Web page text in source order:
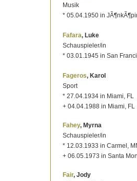
Musik
* 05.04.1950 in
Fafara, Luke
Schauspieler/in
* 03.01.1945 in San
Fageros, Karol
Sport
* 27.04.1934 in Miami, FL
+ 04.04.1988 in Miami, FL
Fahey, Myrna
Schauspieler/in
* 12.03.1933 in Carmel,
+ 06.05.1973 in Santa
Fair, Jody